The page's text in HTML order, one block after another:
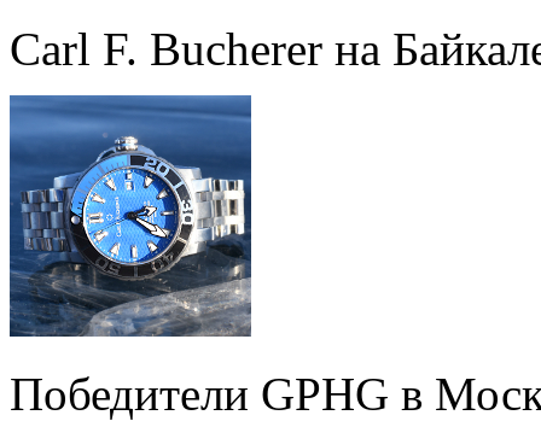
Carl F. Bucherer на
Победители GPHG в